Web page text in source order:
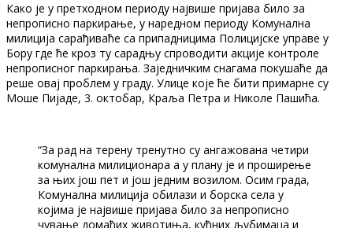
Како је у претходном периоду највише пријава било за
непрописно паркирање, у наредном периоду Комунална
милиција сарађиваће са припадницима Полицијске управе у
Бору где ће кроз ту сарадњу спроводити акције контроле
непрописног паркирања. Заједничким снагама покушаће да
реше овај проблем у граду. Улице које ће бити примарне су
Моше Пијаде, 3. октобар, Краља Петра и Николе Пашића.
“За рад на терену тренутно су ангажована четири
комунална милиционара а у плану је и проширење
за њих још пет и још једним возилом. Осим града,
Комунална милиција обилази и борска села у
којима је највише пријава било за непрописно
чување домаћих животиња, кућних љубимаца и